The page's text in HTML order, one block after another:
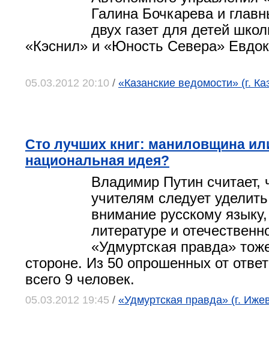
Галина Бочкарева и
двух газет для детей
«Кэснил» и «Юность Севера»
05.03.2012 20:10 / «Казанские ведомости» (г.
Сто лучших книг: маниловщина
национальная идея?
Владимир Путин
учителям следует
внимание русскому
литературе и
«Удмуртская правда»
стороне. Из 50 опрошенных от
всего 9 человек.
05.03.2012 19:45 / «Удмуртская правда» (г.